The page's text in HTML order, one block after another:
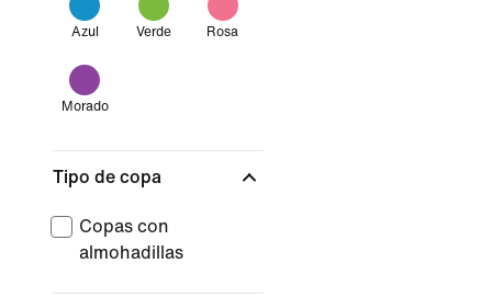
Azul Verde Rosa
Morado
Tipo de copa
Copas con
almohadillas